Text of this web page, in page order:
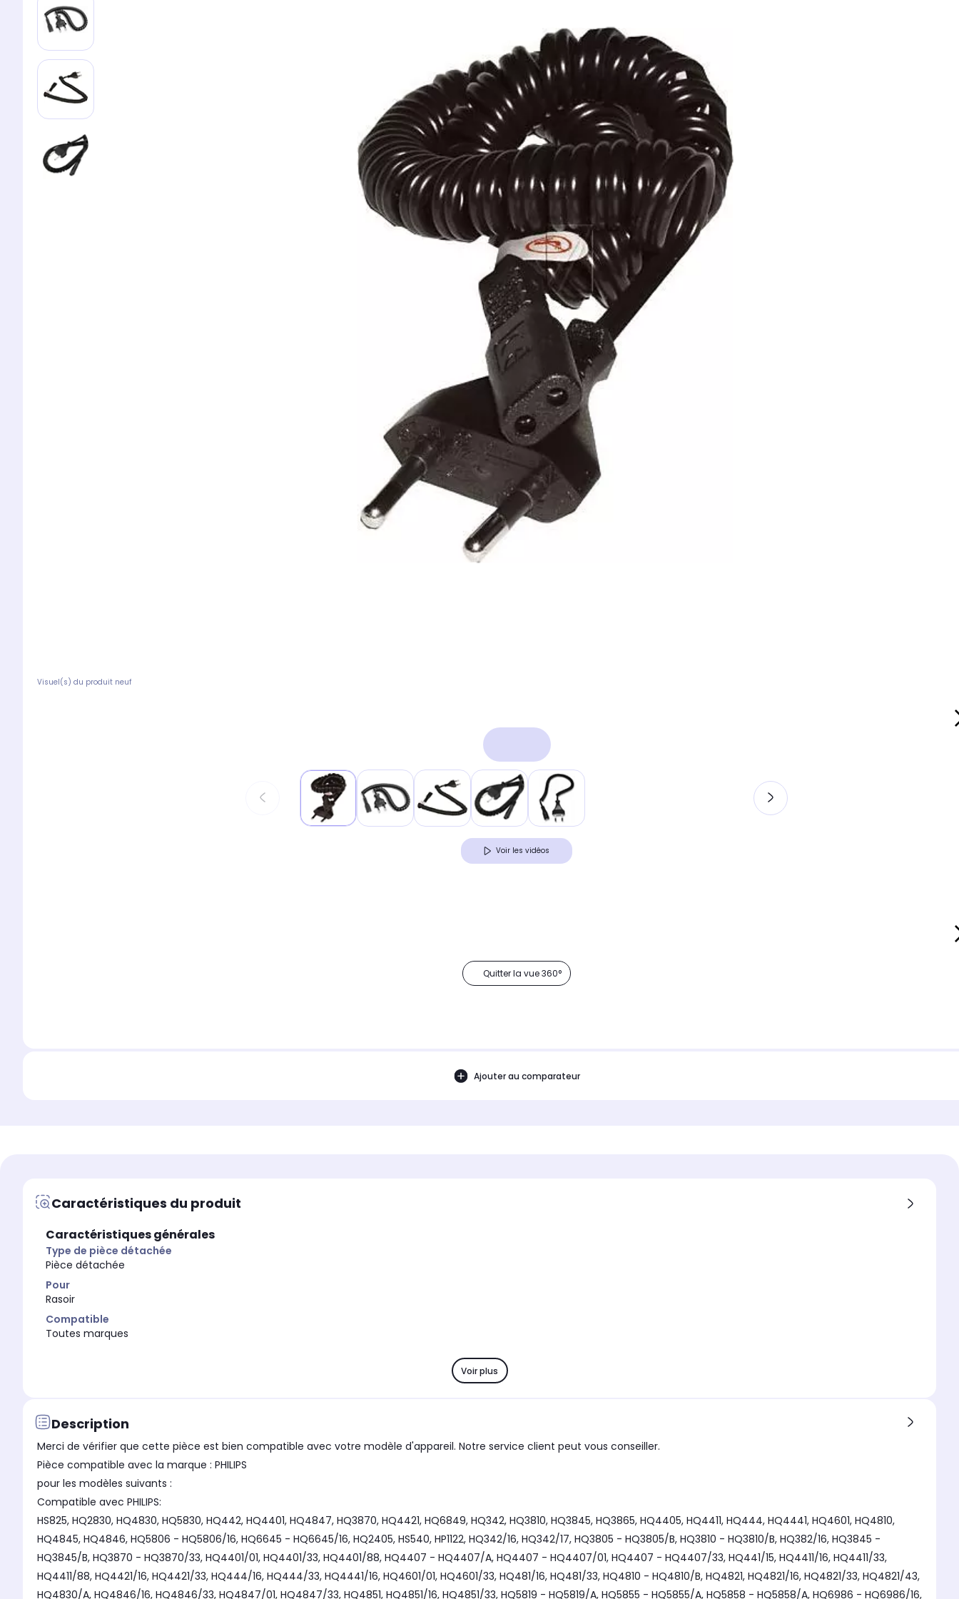
Visuel(s) du produit neuf
Voir les vidéos
Quitter la vue 360°
Ajouter au comparateur
Caractéristiques du produit
Caractéristiques générales
Type de pièce détachée
Pièce détachée
Pour
Rasoir
Compatible
Toutes marques
Voir plus
Description
Merci de vérifier que cette pièce est bien compatible avec votre modèle d'appareil. Notre service client peut vous conseiller.
Pièce compatible avec la marque : PHILIPS
pour les modèles suivants :
Compatible avec PHILIPS:
HS825, HQ2830, HQ4830, HQ5830, HQ442, HQ4401, HQ4847, HQ3870, HQ4421, HQ6849, HQ342, HQ3810, HQ3845, HQ3865, HQ4405, HQ4411, HQ444, HQ4441, HQ4601, HQ4810,
HQ4845, HQ4846, HQ5806 - HQ5806/16, HQ6645 - HQ6645/16, HQ2405, HS540, HP1122, HQ342/16, HQ342/17, HQ3805 - HQ3805/B, HQ3810 - HQ3810/B, HQ382/16, HQ3845 -
HQ3845/B, HQ3870 - HQ3870/33, HQ4401/01, HQ4401/33, HQ4401/88, HQ4407 - HQ4407/A, HQ4407 - HQ4407/01, HQ4407 - HQ4407/33, HQ441/15, HQ4411/16, HQ4411/33,
HQ4411/88, HQ4421/16, HQ4421/33, HQ444/16, HQ444/33, HQ4441/16, HQ4601/01, HQ4601/33, HQ481/16, HQ481/33, HQ4810 - HQ4810/B, HQ4821, HQ4821/16, HQ4821/33, HQ4821/43,
HQ4830/A, HQ4846/16, HQ4846/33, HQ4847/01, HQ4847/33, HQ4851, HQ4851/16, HQ4851/33, HQ5819 - HQ5819/A, HQ5855 - HQ5855/A, HQ5858 - HQ5858/A, HQ6986 - HQ6986/16,